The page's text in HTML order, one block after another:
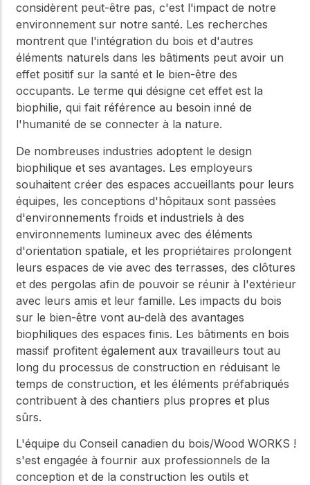
considèrent peut-être pas, c'est l'impact de notre
environnement sur notre santé. Les recherches
montrent que l'intégration du bois et d'autres
éléments naturels dans les bâtiments peut avoir un
effet positif sur la santé et le bien-être des
occupants. Le terme qui désigne cet effet est la
biophilie, qui fait référence au besoin inné de
l'humanité de se connecter à la nature.
De nombreuses industries adoptent le design
biophilique et ses avantages. Les employeurs
souhaitent créer des espaces accueillants pour leurs
équipes, les conceptions d'hôpitaux sont passées
d'environnements froids et industriels à des
environnements lumineux avec des éléments
d'orientation spatiale, et les propriétaires prolongent
leurs espaces de vie avec des terrasses, des clôtures
et des pergolas afin de pouvoir se réunir à l'extérieur
avec leurs amis et leur famille. Les impacts du bois
sur le bien-être vont au-delà des avantages
biophiliques des espaces finis. Les bâtiments en bois
massif profitent également aux travailleurs tout au
long du processus de construction en réduisant le
temps de construction, et les éléments préfabriqués
contribuent à des chantiers plus propres et plus
sûrs.
L'équipe du Conseil canadien du bois/Wood WORKS !
s'est engagée à fournir aux professionnels de la
conception et de la construction les outils et